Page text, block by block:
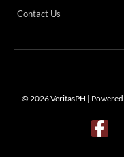
Contact Us
© 2026 VeritasPH |
F
a